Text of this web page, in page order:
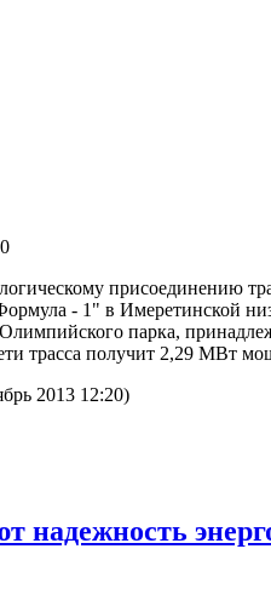
присоединению
- 1" в Имеретинской
парка,
трасса получит 2,29 МВт
2013 12:20)
надежность